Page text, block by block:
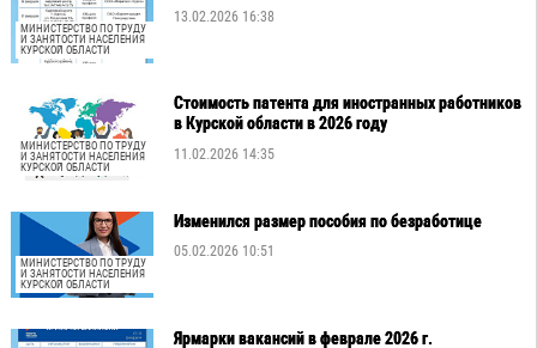
МИНИСТЕРСТВО ПО ТРУДУ
И ЗАНЯТОСТИ НАСЕЛЕНИЯ
КУРСКОЙ ОБЛАСТИ
13.02.2026 16:38
МИНИСТЕРСТВО ПО ТРУДУ
И ЗАНЯТОСТИ НАСЕЛЕНИЯ
КУРСКОЙ ОБЛАСТИ
Стоимость патента для иностранных работников
в Курской области в 2026 году
11.02.2026 14:35
МИНИСТЕРСТВО ПО ТРУДУ
И ЗАНЯТОСТИ НАСЕЛЕНИЯ
КУРСКОЙ ОБЛАСТИ
Изменился размер пособия по безработице
05.02.2026 10:51
Ярмарки вакансий в феврале 2026 г.